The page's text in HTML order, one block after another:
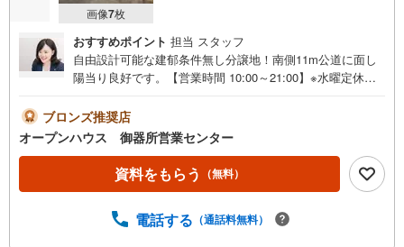
画像7枚
おすすめポイント 担当 スタッフ
自由設計可能な建郁条件無し分譲地！南側11m公道に面し
陽当り良好です。【営業時間 10:00～21:00】※水曜定休上
軽にご連絡ください！現地を見学される場合は「室内・現
地を見学する（無料）」ボタンよりご希望の日時をご記入
いただけますとスムーズにご案内が可能です。◎現地のご
案内について・平日や夜遅い時間帯もご案内が可能 ※定休
日を除く・経験豊富なスタッフが物件詳細を丁寧にご説明
で送迎します。・チャイルドシートのご用意ございます。
ブロンズ推奨店
オープンハウス 御器所営業センター
資料をもらう （無料）
電話する （通話料無料）